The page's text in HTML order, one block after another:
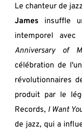
Le chanteur de
James insuffle
intemporel avec
Anniversary of
célébration de
révolutionnaires
produit par le
Records, I Want
de jazz, qui a